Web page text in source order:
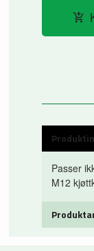
Passer
M12